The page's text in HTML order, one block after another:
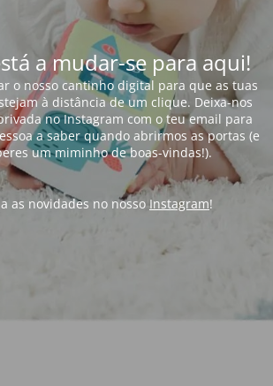
a mudar-se para aqui!
o nosso cantinho digital para que as tuas
à distância de um clique. Deixa-nos
no Instagram com o teu email para
a saber quando abrirmos as portas (e
um miminho de boas-vindas!).
as novidades no nosso Instagram!